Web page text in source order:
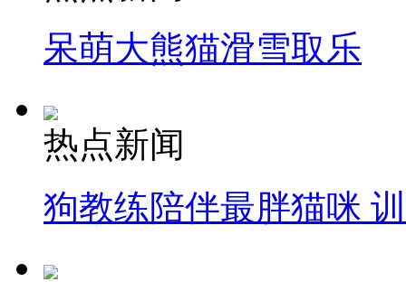
呆萌大熊猫滑雪取乐
热点新闻
狗教练陪伴最胖猫咪